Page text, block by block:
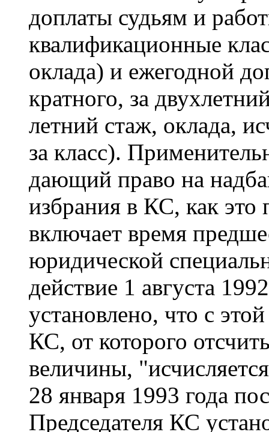
доплаты судьям и
квалификационные
оклада) и ежегодной
кратного, за
летний стаж, оклада,
за класс).
дающий право на
избрания в КС, как это
включает время
юридической
действие 1 августа
установлено, что с
КС, от которого
величины,
28 января 1993 года
Председателя КС